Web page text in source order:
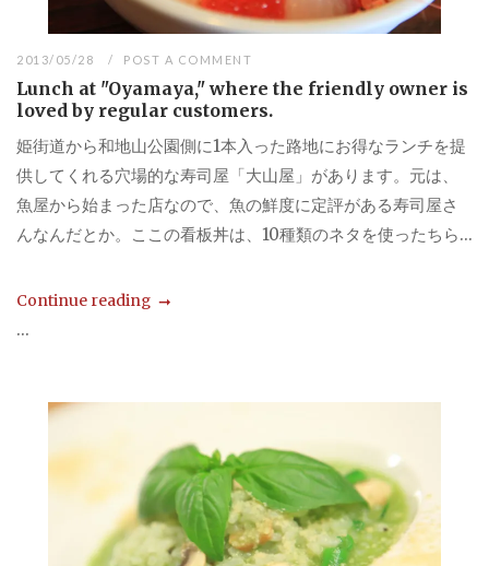
2013/05/28 POST A COMMENT
Lunch at "Oyamaya," where the friendly owner is
loved by regular customers.
姫街道から和地山公園側に1本入った路地にお得なランチを提
供してくれる穴場的な寿司屋「大山屋」があります。元は、
魚屋から始まった店なので、魚の鮮度に定評がある寿司屋さ
んなんだとか。ここの看板丼は、10種類のネタを使ったちら...
Continue reading
...